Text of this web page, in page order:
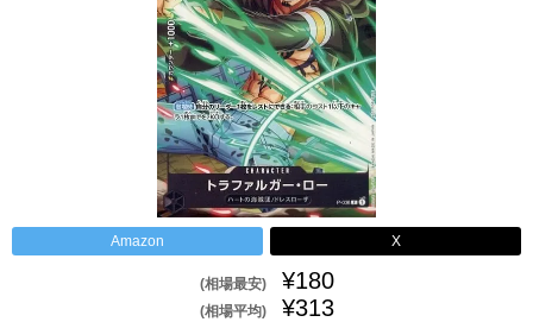
Amazon X
(相場最安) ¥180
(相場平均) ¥313